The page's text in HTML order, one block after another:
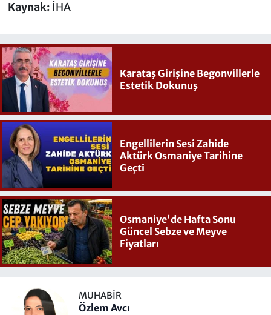
Kaynak: İHA
Karataş Girişine Begonvillerle
Estetik Dokunuş
Engellilerin Sesi Zahide
Aktürk Osmaniye Tarihine
Geçti
Osmaniye'de Hafta Sonu
Güncel Sebze ve Meyve
Fiyatları
MUHABIR
Özlem Avcı